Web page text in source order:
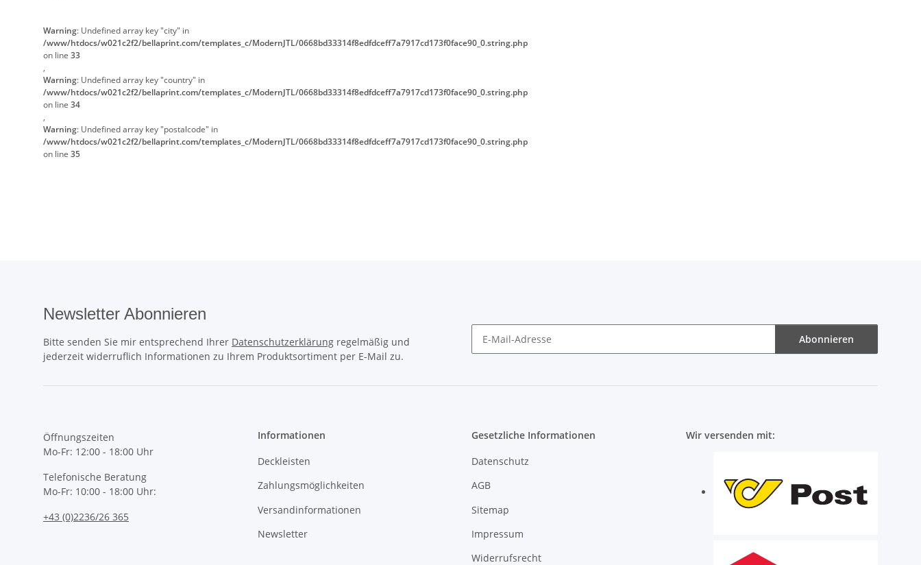
Warning: Undefined array key "city" in
/www/htdocs/w021c2f2/bellaprint.com/templates_c/ModernJTL/0668bd33314f8edfdceff7a7917cd173f0face90_0.string.php
on line 33
,
Warning: Undefined array key "country" in
/www/htdocs/w021c2f2/bellaprint.com/templates_c/ModernJTL/0668bd33314f8edfdceff7a7917cd173f0face90_0.string.php
on line 34
,
Warning: Undefined array key "postalcode" in
/www/htdocs/w021c2f2/bellaprint.com/templates_c/ModernJTL/0668bd33314f8edfdceff7a7917cd173f0face90_0.string.php
on line 35
Newsletter Abonnieren
Bitte senden Sie mir entsprechend Ihrer Datenschutzerklärung regelmäßig und
jederzeit widerruflich Informationen zu Ihrem Produktsortiment per E-Mail zu.
Abonnieren
Öffnungszeiten
Mo-Fr: 12:00 - 18:00 Uhr
Telefonische Beratung
Mo-Fr: 10:00 - 18:00 Uhr:
+43 (0)2236/26 365
Informationen
Deckleisten
Zahlungsmöglichkeiten
Versandinformationen
Newsletter
Gesetzliche Informationen
Datenschutz
AGB
Sitemap
Impressum
Widerrufsrecht
Wir versenden mit: